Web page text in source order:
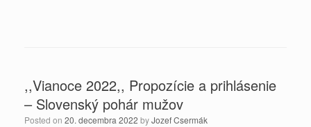
,,Vianoce 2022,, Propozície a prihlásenie
– Slovenský pohár mužov
Posted on 20. decembra 2022 byJozef Csermák